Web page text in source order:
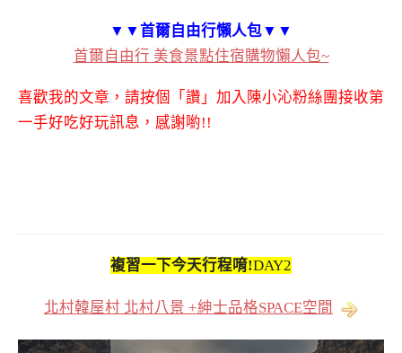
▼▼首爾自由行懶人包▼▼
首爾自由行 美食景點住宿購物懶人包~
喜歡我的文章，請按個「讚」加入陳小沁粉絲團接收第
一手好吃好玩訊息，感謝喲!!
複習一下今天行程唷!DAY2
北村韓屋村 北村八景 +紳士品格SPACE空間